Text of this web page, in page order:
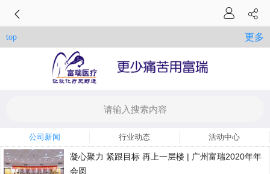
top 更多
公司新闻 行业动态 活动中心
凝心聚力 紧跟目标 再上一层楼 | 广州富瑞2020年年
会圆